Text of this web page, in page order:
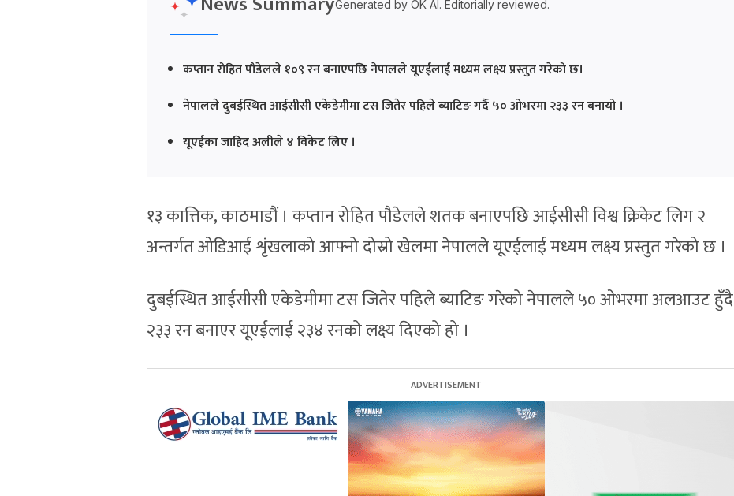
Generated by OK AI. Editorially reviewed.
कप्तान रोहित पौडेलले १०९ रन बनाएपछि नेपालले यूएईलाई मध्यम लक्ष्य प्रस्तुत गरेको छ।
नेपालले दुबईस्थित आईसीसी एकेडेमीमा टस जितेर पहिले ब्याटिङ गर्दै ५० ओभरमा २३३ रन बनायो ।
यूएईका जाहिद अलीले ४ विकेट लिए ।
१३ कात्तिक, काठमाडौं । कप्तान रोहित पौडेलले शतक बनाएपछि आईसीसी विश्व क्रिकेट लिग २
अन्तर्गत ओडिआई शृंखलाको आफ्नो दोस्रो खेलमा नेपालले यूएईलाई मध्यम लक्ष्य प्रस्तुत गरेको छ ।
दुबईस्थित आईसीसी एकेडेमीमा टस जितेर पहिले ब्याटिङ गरेको नेपालले ५० ओभरमा अलआउट हुँदै
२३३ रन बनाएर यूएईलाई २३४ रनको लक्ष्य दिएको हो ।